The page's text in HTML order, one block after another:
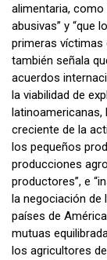
alimentaria,
abusivas” y “que
primeras víctimas
también señala
acuerdos
la viabilidad de
latinoamericanas,
creciente de la
los pequeños
producciones
productores”, e
la negociación de
países de
mutuas
los agricultores